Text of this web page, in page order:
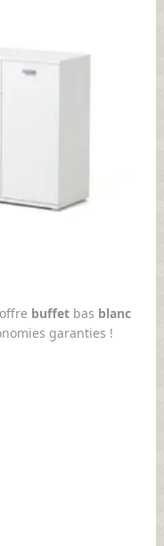
buffetbas blanc
garanties !